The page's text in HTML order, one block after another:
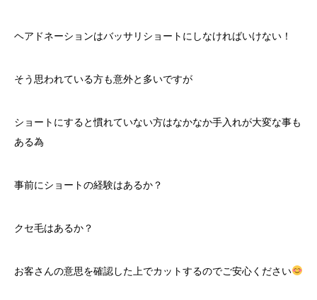
ヘアドネーションはバッサリショートにしなければいけない！
そう思われている方も意外と多いですが
ショートにすると慣れていない方はなかなか手入れが大変な事も
ある為
事前にショートの経験はあるか？
クセ毛はあるか？
お客さんの意思を確認した上でカットするのでご安心ください